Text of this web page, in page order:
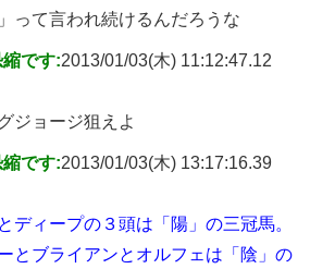
って言われ続けるんだろうな
です:2013/01/03(木) 11:12:47.12
ジョージ狙えよ
です:2013/01/03(木) 13:17:16.39
ディープの３頭は「陽」の三冠馬。
とブライアンとオルフェは「陰」の